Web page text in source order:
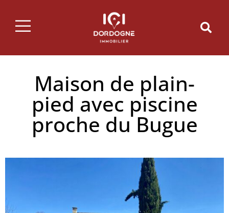
Maison de plain-
pied avec piscine
proche du Bugue